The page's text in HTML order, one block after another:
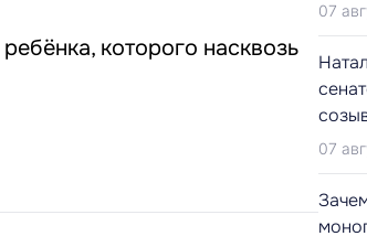
которого насквозь
07
07